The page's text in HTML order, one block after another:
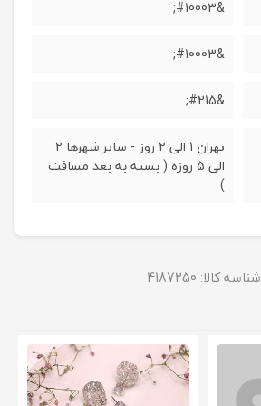
&#10003;
&#10003;
&#215;
تهران 1 الی 2 روز - سایر شهرها 2
الی 5 روزه ( بسته به بعد مسافت
)
شناسه کالا: 4187250